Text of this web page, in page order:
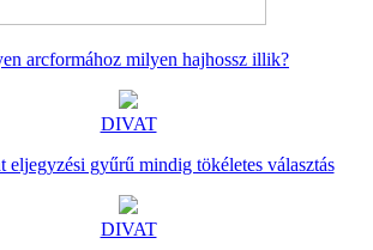
arcformához milyen hajhossz illik?
DIVAT
eljegyzési gyűrű mindig tökéletes választás
DIVAT